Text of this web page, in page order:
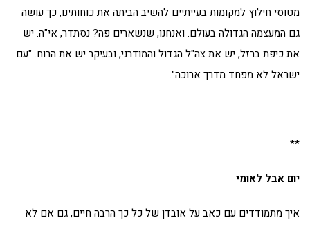
מטוסי חילוץ למקומות בעייתיים להשיב הביתה את כוחותינו, כך עושה
גם המעצמה הגדולה בעולם. ואנחנו, שנשארים פה? נסתדר, אי"ה. יש
את כיפת ברזל, יש את צה"ל הגדול והמודרני, ובעיקר יש את הרוח. "עם
ישראל לא מפחד מדרך ארוכה".
**
יום אבל לאומי
איך מתמודדים עם כאב על אובדן של כל כך הרבה חיים, גם אם לא